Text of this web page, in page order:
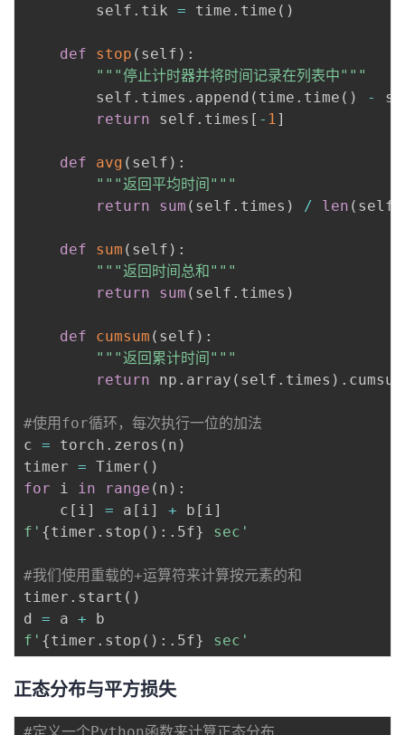
        self
. tik = time . time ( )
def stop ( self ) :
"""停止计时器并将时间记录在列表中"""
        self
. times . append ( time . time ( ) -
return self . times [ - 1 ]
def avg ( self ) :
"""返回平均时间"""
return
sum ( self . times ) / len ( self
def sum ( self ) :
"""返回时间总和"""
return
sum ( self . times )
def cumsum ( self ) :
"""返回累计时间"""
return np . array ( self . times ) . cumsum
#使用for循环，每次执行一位的加法
c = torch . zeros ( n )
timer = Timer ( )
for i in range ( n ) :
    c
[ i ] = a [ i ] + b [ i ]
f' {timer . stop ( ) : .5f} sec'
#我们使用重载的+运算符来计算按元素的和
timer . start ( )
d = a +
f' {timer . stop ( ) : .5f} sec'
正态分布与平方损失
#定义一个Python函数来计算正态分布